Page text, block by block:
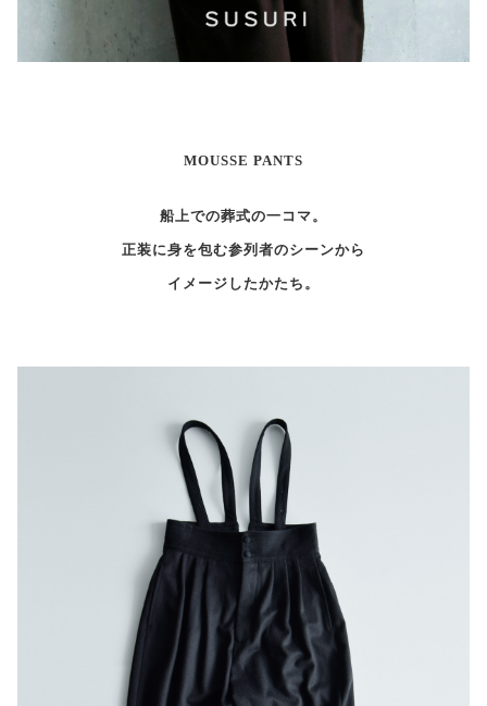
MOUSSE PANTS
船上での葬式の一コマ。
正装に身を包む参列者のシーンから
イメージしたかたち。